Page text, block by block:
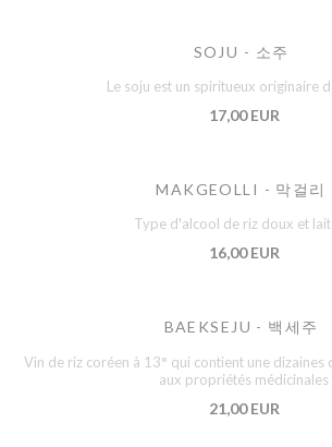
SOJU - 소주
Le soju est un spiritueux originaire
17,00 EUR
MAKGEOLLI - 막걸리
Type d'alcool de riz doux et
16,00 EUR
BAEKSEJU - 백세주
Vin de riz coréen à 13° qui contient une dizaines
aux propriétés médicinales
21,00 EUR